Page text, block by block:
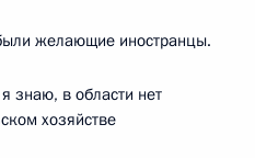
желающие иностранцы.
знаю, в области нет
хозяйстве